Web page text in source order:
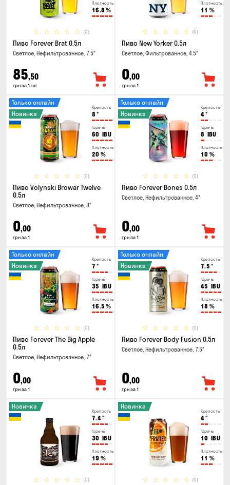
Плотность
16.8 %
(0)
Пиво Forever Brat 0.5л
Светлое, Нефильтрованное, 7.5°
85,50
грн за 1 шт
Плотность
11 %
(0)
Пиво New Yorker 0.5л
Светлое, Фильтрованное, 4.5°
0,00
грн за 1
Крепость
8 °
Горечь
60 IBU
Плотность
20 %
(0)
Только онлайн
Новинка
Пиво Volynski Browar Twelve
0.5л
Светлое, Нефильтрованное, 8°
0,00
грн за 1
Крепость
4°
Горечь
8 IBU
Плотность
10 %
(0)
Только онлайн
Новинка
Пиво Forever Bones 0.5л
Светлое, Нефильтрованное, 4°
0,00
грн за 1
Крепость
7 °
Горечь
35 IBU
Плотность
16.5 %
(0)
Только онлайн
Новинка
Пиво Forever The Big Apple
0.5л
Светлое, Нефильтрованное, 7°
0,00
грн за 1
Крепость
7.5 °
Горечь
45 IBU
Плотность
18 %
(0)
Только онлайн
Новинка
Пиво Forever Body Fusion 0.5л
Светлое, Нефильтрованное, 7.5°
0,00
грн за 1
Крепость
7.4°
Горечь
30 IBU
Плотность
19 %
(0)
Новинка
Крепость
4°
Горечь
10 IBU
Плотность
11 %
(0)
Новинка